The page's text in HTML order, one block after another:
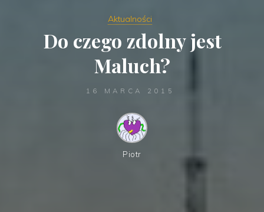
Aktualności
Do czego zdolny jest
Maluch?
16 MARCA 2015
Piotr